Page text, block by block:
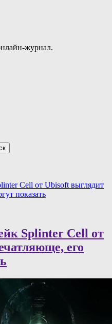
журнал.
Cell от Ubisoft выглядит
показать
Splinter Cell от
его